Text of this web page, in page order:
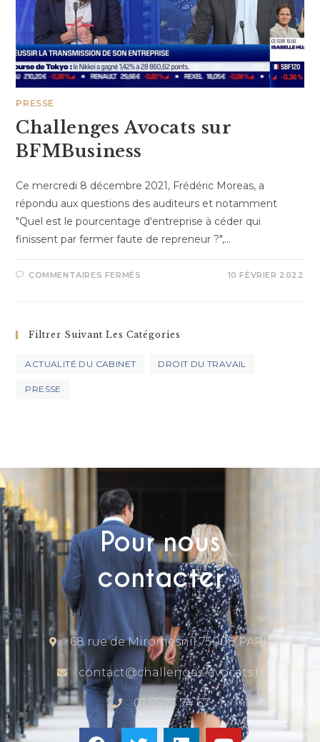
PRESSE
Challenges Avocats sur
BFMBusiness
Ce mercredi 8 décembre 2021, Frédéric Moreas, a
répondu aux questions des auditeurs et notamment
"Quel est le pourcentage d'entreprise à céder qui
finissent par fermer faute de repreneur ?",…
COMMENTAIRES FERMÉS 10 FÉVRIER 2022
Filtrer Suivant Les Catégories
ACTUALITÉ DU CABINET DROIT DU TRAVAIL
PRESSE
Pour nous
contacter
68 rue de Miromesnil 75008 PARIS
contact@challenges-avocats.fr
01 55 73 74 67